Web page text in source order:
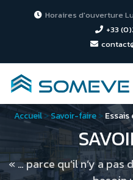
Horaires d'ouverture
+33
Accueil>Savoir-faire>
« … parce qu’il n’y a